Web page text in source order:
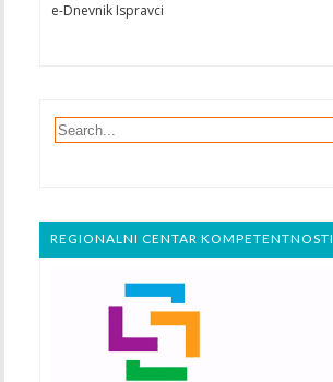
e-Dnevnik Ispravci
REGIONALNI CENTAR KOMPETENTNOSTI